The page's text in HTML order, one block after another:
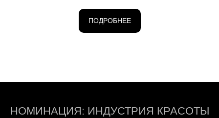
ПОДРОБНЕЕ
НОМИНАЦИЯ: ИНДУСТРИЯ КРАСОТЫ